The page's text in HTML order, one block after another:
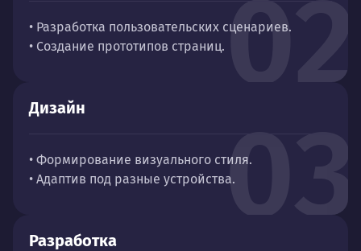
02
• Разработка пользовательских сценариев.
• Создание прототипов страниц.
03
Дизайн
• Формирование визуального стиля.
• Адаптив под разные устройства.
Разработка